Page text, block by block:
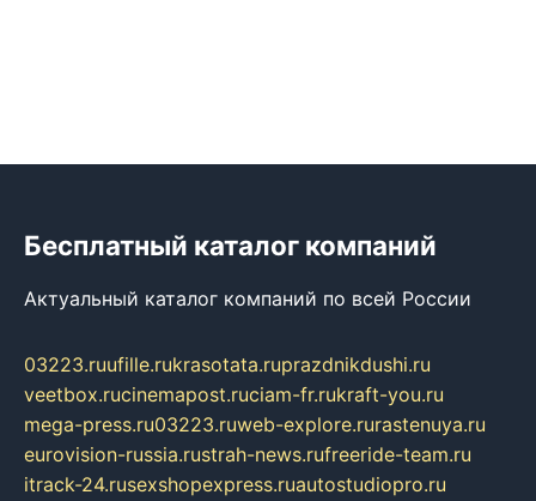
Бесплатный каталог компаний
Актуальный каталог компаний по всей России
03223.ruufille.rukrasotata.ruprazdnikdushi.ru
veetbox.rucinemapost.ruciam-fr.rukraft-you.ru
mega-press.ru03223.ruweb-explore.rurastenuya.ru
eurovision-russia.rustrah-news.rufreeride-team.ru
itrack-24.rusexshopexpress.ruautostudiopro.ru